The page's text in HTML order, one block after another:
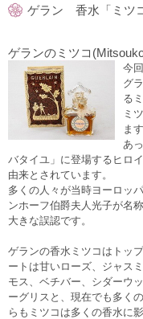
ゲラン 香水「ミツ
ゲランのミツコ
今
グ
る
ミ
ま
あ
バタイユ」に登場するヒロ
由来とされています。
多くの人々が当時ヨーロッ
ンホーフ伯爵夫人光子が名
大きな誤認です。
ゲランの香水ミツコはトッ
ートは甘いローズ、ジャス
モス、ベチバー、シダーウ
ーグリスと、現在でも多く
らもミツコは多くの香水に